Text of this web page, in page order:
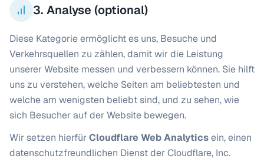
3. Analyse (optional)
Diese Kategorie ermöglicht es uns, Besuche und
Verkehrsquellen zu zählen, damit wir die Leistung
unserer Website messen und verbessern können. Sie hilft
uns zu verstehen, welche Seiten am beliebtesten und
welche am wenigsten beliebt sind, und zu sehen, wie
sich Besucher auf der Website bewegen.
Wir setzen hierfürCloudflare Web Analyticsein, einen
datenschutzfreundlichen Dienst der Cloudflare, Inc.